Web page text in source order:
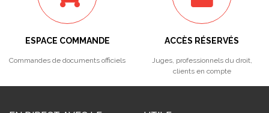
ESPACE COMMANDE
Commandes de documents officiels
ACCÈS RÉSERVÉS
Juges, professionnels du droit,
clients en compte